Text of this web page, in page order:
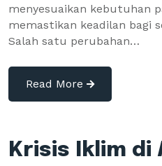
menyesuaikan kebutuhan
memastikan keadilan bagi
Salah satu perubahan…
Read More
Krisis Iklim di